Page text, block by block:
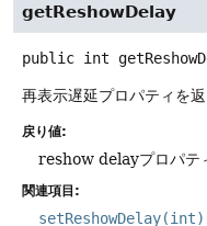
getReshowDelay
public int
再表示遅延プロパティを返
戻り値:
reshow delayプロパテ
関連項目:
setReshowDelay(int)